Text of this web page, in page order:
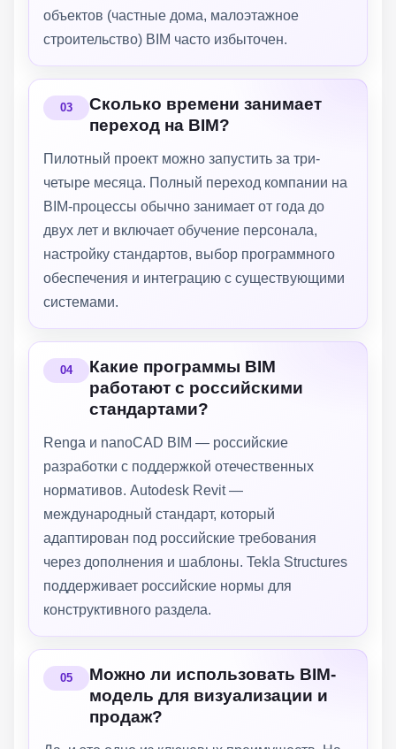
объектов (частные дома, малоэтажное
строительство) BIM часто избыточен.
Сколько времени занимает
переход на BIM?
Пилотный проект можно запустить за три-
четыре месяца. Полный переход компании на
BIM-процессы обычно занимает от года до
двух лет и включает обучение персонала,
настройку стандартов, выбор программного
обеспечения и интеграцию с существующими
системами.
Какие программы BIM
работают с российскими
стандартами?
Renga и nanoCAD BIM — российские
разработки с поддержкой отечественных
нормативов. Autodesk Revit —
международный стандарт, который
адаптирован под российские требования
через дополнения и шаблоны. Tekla Structures
поддерживает российские нормы для
конструктивного раздела.
Можно ли использовать BIM-
модель для визуализации и
продаж?